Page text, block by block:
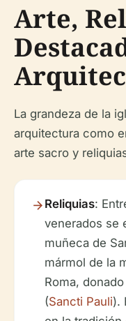
Arte,
La grandeza de la
arquitectura como
arte sacro y
Reliquias:
venerados se
muñeca de
mármol de la
Roma,
(Sancti Pauli).